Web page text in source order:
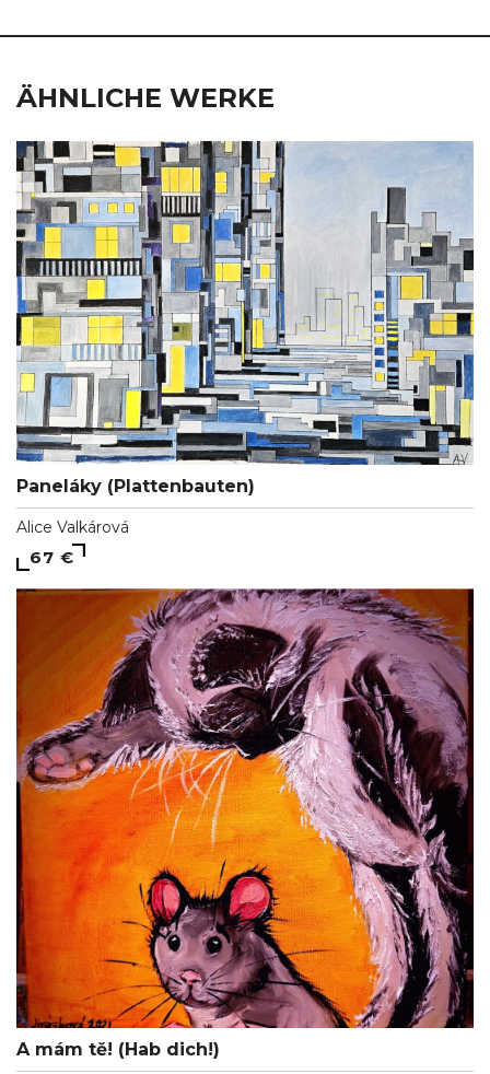
ÄHNLICHE WERKE
Paneláky (Plattenbauten)
Alice Valkárová
67 €
A mám tě! (Hab dich!)